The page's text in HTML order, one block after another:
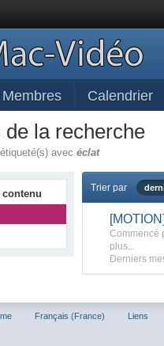
Membres Calendrier
de la recherche
avecéclat
contenu Trier par
Commencé
plus...
Derniers
Français (France) Liens